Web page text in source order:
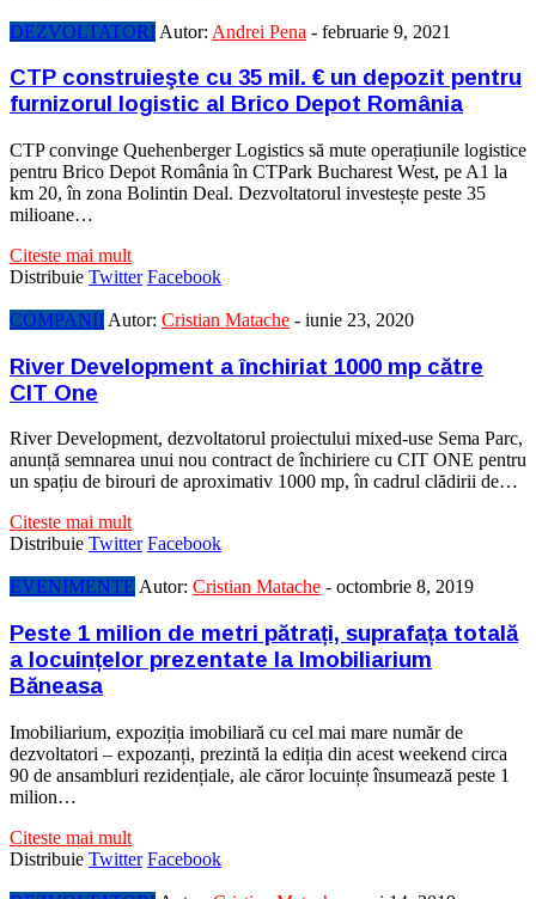
DEZVOLTATORI Autor: Andrei Pena - februarie 9, 2021
CTP construieşte cu 35 mil. € un depozit pentru
furnizorul logistic al Brico Depot România
CTP convinge Quehenberger Logistics să mute operațiunile logistice
pentru Brico Depot România în CTPark Bucharest West, pe A1 la
km 20, în zona Bolintin Deal. Dezvoltatorul investește peste 35
milioane…
Citeste mai mult
Distribuie Twitter Facebook
COMPANII Autor: Cristian Matache - iunie 23, 2020
River Development a închiriat 1000 mp către
CIT One
River Development, dezvoltatorul proiectului mixed-use Sema Parc,
anunță semnarea unui nou contract de închiriere cu CIT ONE pentru
un spațiu de birouri de aproximativ 1000 mp, în cadrul clădirii de…
Citeste mai mult
Distribuie Twitter Facebook
EVENIMENTE Autor: Cristian Matache - octombrie 8, 2019
Peste 1 milion de metri pătrați, suprafața totală
a locuințelor prezentate la Imobiliarium
Băneasa
Imobiliarium, expoziția imobiliară cu cel mai mare număr de
dezvoltatori – expozanți, prezintă la ediția din acest weekend circa
90 de ansambluri rezidențiale, ale căror locuințe însumează peste 1
milion…
Citeste mai mult
Distribuie Twitter Facebook